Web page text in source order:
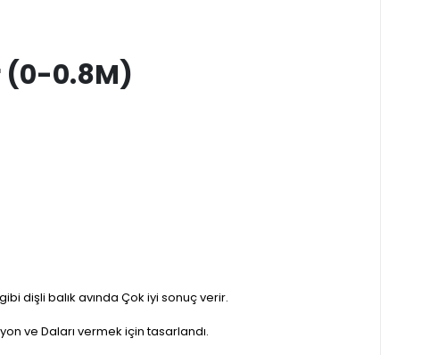
(0-0.8M)
dişli balık avında Çok iyi sonuç verir.
ve Daları vermek için tasarlandı.